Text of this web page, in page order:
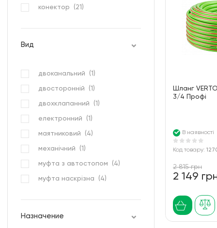
конектор (21 )
штуцер (
Вид
двоканальний (1 )
двосторонній (1 )
двохклапанний (1 )
електронний (1 )
маятниковий (4)
механічний (1 )
муфта з автостопом (4)
муфта наскрізна (4)
Назначение
Шланг
3/4 Профі
В наявності
Код товару:
2 815 грн
2 149